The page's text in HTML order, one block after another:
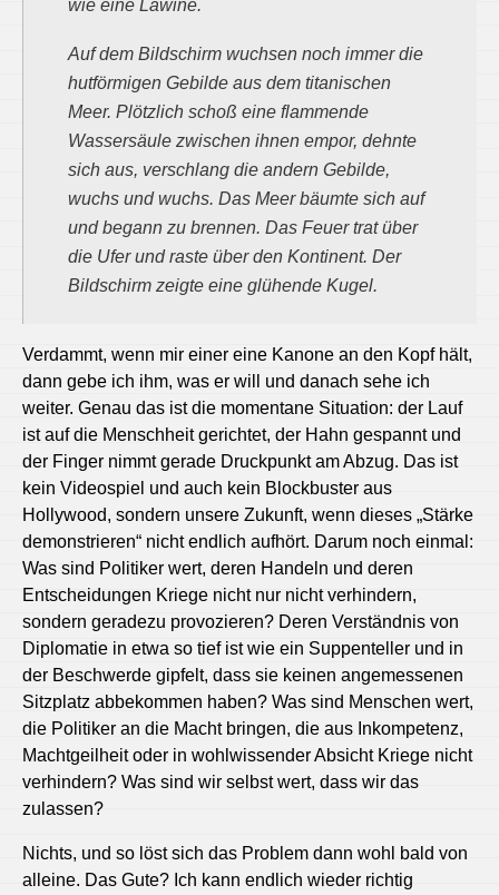
wie eine Lawine.
Auf dem Bildschirm wuchsen noch immer die
hutförmigen Gebilde aus dem titanischen
Meer. Plötzlich schoß eine flammende
Wassersäule zwischen ihnen empor, dehnte
sich aus, verschlang die andern Gebilde,
wuchs und wuchs. Das Meer bäumte sich auf
und begann zu brennen. Das Feuer trat über
die Ufer und raste über den Kontinent. Der
Bildschirm zeigte eine glühende Kugel.
Verdammt, wenn mir einer eine Kanone an den Kopf hält,
dann gebe ich ihm, was er will und danach sehe ich
weiter. Genau das ist die momentane Situation: der Lauf
ist auf die Menschheit gerichtet, der Hahn gespannt und
der Finger nimmt gerade Druckpunkt am Abzug. Das ist
kein Videospiel und auch kein Blockbuster aus
Hollywood, sondern unsere Zukunft, wenn dieses „Stärke
demonstrieren“ nicht endlich aufhört. Darum noch einmal:
Was sind Politiker wert, deren Handeln und deren
Entscheidungen Kriege nicht nur nicht verhindern,
sondern geradezu provozieren? Deren Verständnis von
Diplomatie in etwa so tief ist wie ein Suppenteller und in
der Beschwerde gipfelt, dass sie keinen angemessenen
Sitzplatz abbekommen haben? Was sind Menschen wert,
die Politiker an die Macht bringen, die aus Inkompetenz,
Machtgeilheit oder in wohlwissender Absicht Kriege nicht
verhindern? Was sind wir selbst wert, dass wir das
zulassen?
Nichts, und so löst sich das Problem dann wohl bald von
alleine. Das Gute? Ich kann endlich wieder richtig